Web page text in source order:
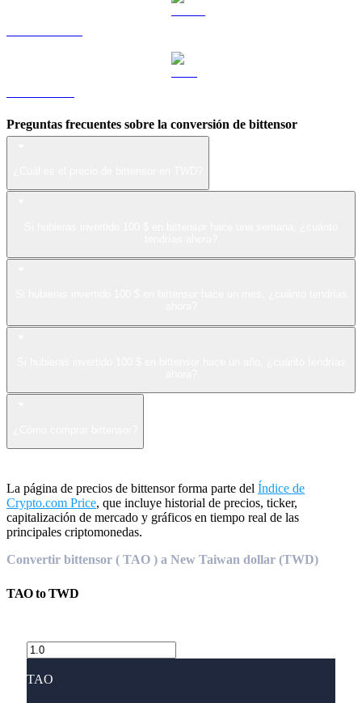
Preguntas frecuentes sobre la conversión de bittensor
La página de precios de bittensor forma parte del Índice de
Crypto.com Price, que incluye historial de precios, ticker,
capitalización de mercado y gráficos en tiempo real de las
principales criptomonedas.
Convertir bittensor ( TAO ) a New Taiwan dollar (TWD)
TAOtoTWD
TAO